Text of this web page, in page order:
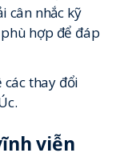
cân nhắc kỹ
hợp để đáp
thay đổi
.
viễn